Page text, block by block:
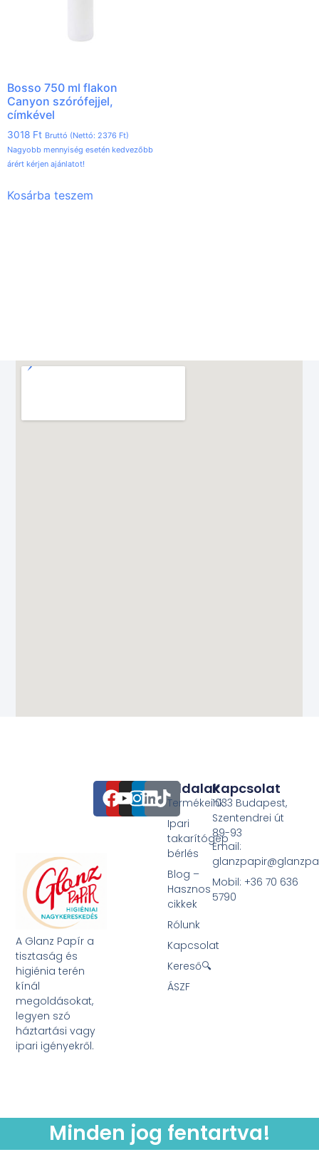
Bosso 750 ml flakon
Canyon szórófejjel,
címkével
3018 Ft Bruttó (Nettó: 2376 Ft)
Nagyobb mennyiség esetén kedvezőbb
árért kérjen ajánlatot!
Kosárba teszem
A Glanz Papír a
tisztaság és
higiénia terén
kínál
megoldásokat,
legyen szó
háztartási vagy
ipari igényekről.
Oldalak
Termékeink
Ipari
takarítógép
bérlés
Blog –
Hasznos
cikkek
Rólunk
Kapcsolat
Kereső🔍
ÁSZF
Kapcsolat
1033 Budapest,
Szentendrei út
89-93
Email:
Mobil: +36 70 636
5790
Minden jog fentartva!